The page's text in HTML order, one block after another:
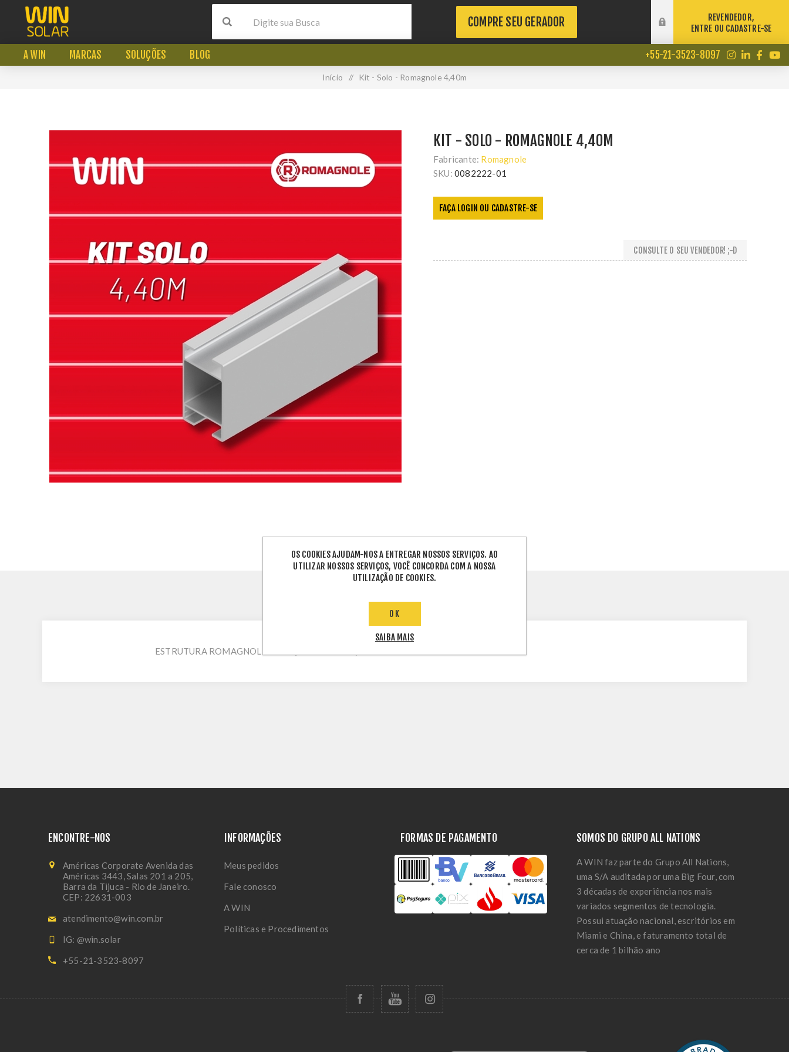
COMPRE SEU GERADOR
REVENDEDOR,
ENTRE OU CADASTRE-SE
A WIN MARCAS SOLUÇÕES BLOG +55-21-3523-8097
Início / Kit - Solo - Romagnole 4,40m
KIT - SOLO - ROMAGNOLE 4,40M
Fabricante: Romagnole
SKU: 0082222-01
FAÇA LOGIN OU CADASTRE-SE
CONSULTE O SEU VENDEDOR! ;-D
INFORMAÇÕES TÉCNICAS
ESTRUTURA ROMAGNOLE SOLO (MONOPOSTE) PARA 4 MÓDULOS
ENCONTRE-NOS
Américas Corporate Avenida das
Américas 3443, Salas 201 a 205,
Barra da Tijuca - Rio de Janeiro.
CEP: 22631-003
atendimento@win.com.br
IG: @win.solar
+55-21-3523-8097
INFORMAÇÕES
Meus pedidos
Fale conosco
A WIN
Políticas e Procedimentos
FORMAS DE PAGAMENTO SOMOS DO GRUPO ALL NATIONS
A WIN faz parte do Grupo All Nations,
uma S/A auditada por uma Big Four, com
3 décadas de experiência nos mais
variados segmentos de tecnologia.
Possui atuação nacional, escritórios em
Miami e China, e faturamento total de
cerca de 1 bilhão ano
OS COOKIES AJUDAM-NOS A ENTREGAR NOSSOS SERVIÇOS. AO
UTILIZAR NOSSOS SERVIÇOS, VOCÊ CONCORDA COM A NOSSA
UTILIZAÇÃO DE COOKIES.
OK
SAIBA MAIS